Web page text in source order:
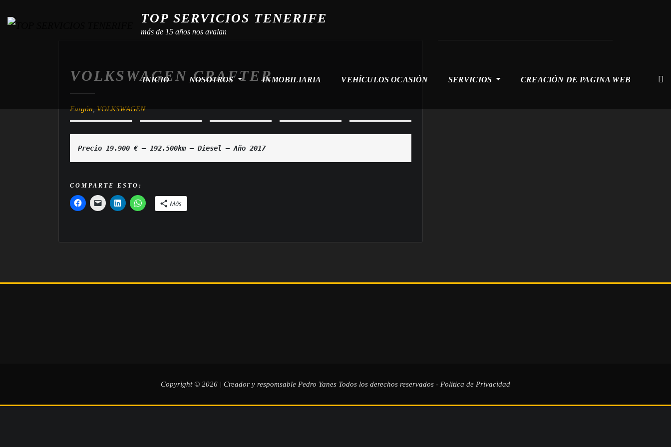
TOP SERVICIOS TENERIFE
más de 15 años nos avalan
INICIO NOSOTROS INMOBILIARIA VEHÍCULOS OCASIÓN SERVICIOS CREACIÓN DE PAGINA WEB
VOLKSWAGEN CRAFTER
Furgón VOLKSWAGEN
Precio 19.900 € — 192.500km — Diesel — Año 2017
COMPARTE ESTO:
Más
Copyright © 2026 | Creador y respomsable Pedro Yanes Todos los derechos reservados - Política de Privacidad